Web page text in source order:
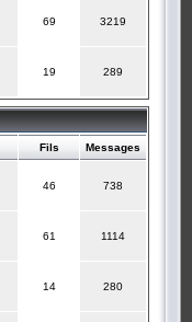
69 3219
19 289
Fils Messages
46 738
61 1114
14 280